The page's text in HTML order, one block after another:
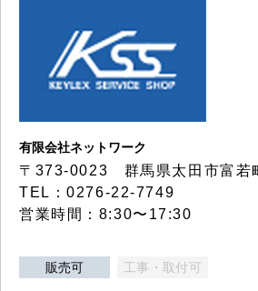
有限会社ネットワーク
〒373-0023 群馬県太田市富若
TEL：0276-22-7749
営業時間：8:30〜17:30
販売可 工事・取付可